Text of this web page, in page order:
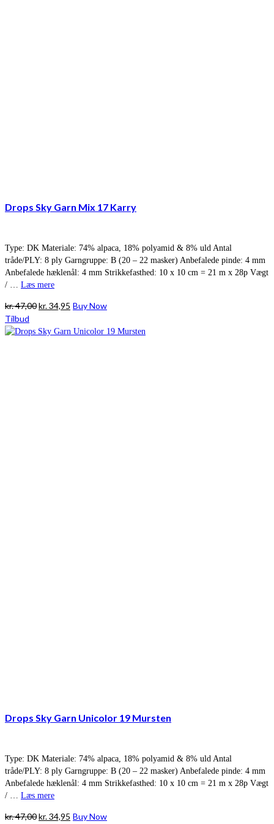
Drops Sky Garn Mix 17 Karry
Type: DK Materiale: 74% alpaca, 18% polyamid & 8% uld Antal
tråde/PLY: 8 ply Garngruppe: B (20 – 22 masker) Anbefalede pinde: 4 mm
Anbefalede hæklenål: 4 mm Strikkefasthed: 10 x 10 cm = 21 m x 28p Vægt
/ … Læs mere
kr.47,00Den
pris
kr.34,95 Den
pris
Buy Now
Tilbud
Drops Sky Garn Unicolor 19 Mursten
Type: DK Materiale: 74% alpaca, 18% polyamid & 8% uld Antal
tråde/PLY: 8 ply Garngruppe: B (20 – 22 masker) Anbefalede pinde: 4 mm
Anbefalede hæklenål: 4 mm Strikkefasthed: 10 x 10 cm = 21 m x 28p Vægt
/ … Læs mere
kr.47,00Den
kr.34,95 Den
Buy Now